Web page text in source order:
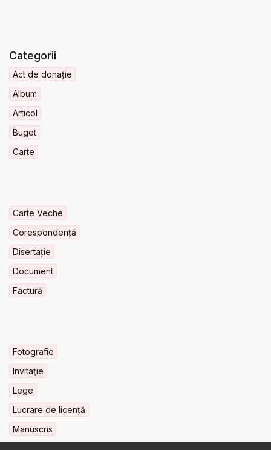
Categorii
Act de donație
Album
Articol
Buget
Carte
Carte Veche
Corespondență
Disertație
Document
Factură
Fotografie
Invitaţie
Lege
Lucrare de licență
Manuscris